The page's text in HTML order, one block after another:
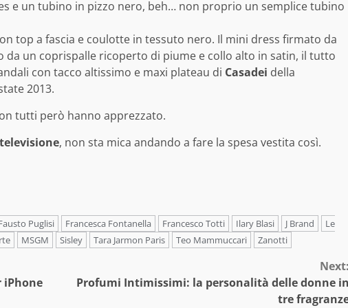
e un tubino in pizzo nero, beh… non proprio un semplice tubino
top a fascia e coulotte in tessuto nero. Il mini dress firmato da
da un coprispalle ricoperto di piume e collo alto in satin, il tutto
con tacco altissimo e maxi plateau di Casadei della
2013.
tutti però hanno apprezzato.
televisione, non sta mica andando a fare la spesa vestita così.
Puglisi Francesca Fontanella Francesco Totti Ilary Blasi J Brand
Le
MSGM Sisley Tara Jarmon Paris Teo Mammuccari Zanotti
iPhone
Next:
Profumi Intimissimi: la personalità delle donne in
tre